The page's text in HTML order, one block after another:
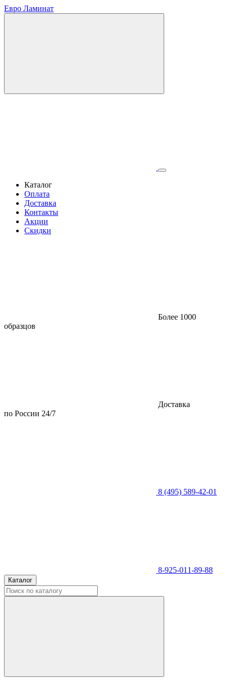
Евро Ламинат
Каталог
Оплата
Доставка
Контакты
Акции
Скидки
Более 1000
образцов
Доставка
по России 24/7
8 (495) 589-42-01
8-925-011-89-88
Каталог